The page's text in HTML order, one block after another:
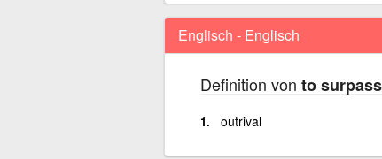
Englisch - Englisch
Definition von to
outrival